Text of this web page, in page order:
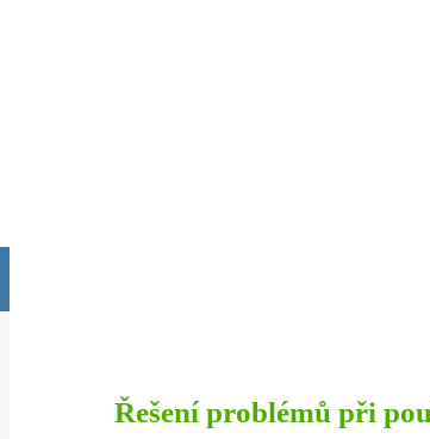
Řešení problémů při